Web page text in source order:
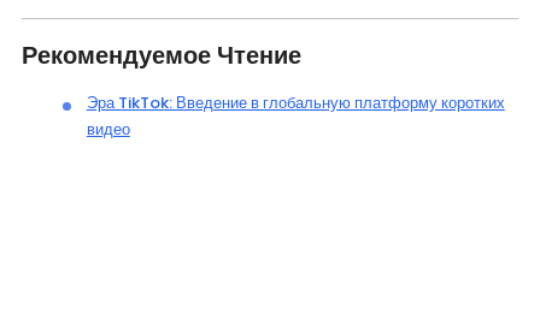
Рекомендуемое Чтение
Эра TikTok: Введение в глобальную платформу коротких
видео